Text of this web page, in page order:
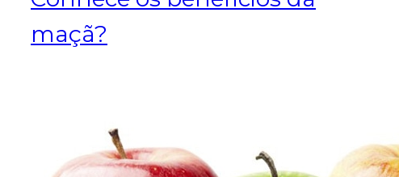
maçã?